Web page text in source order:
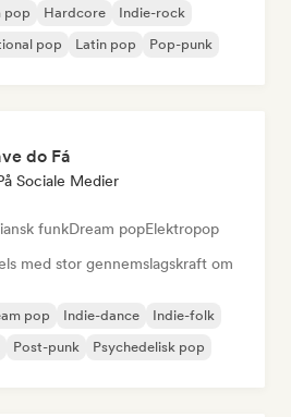
pop Hardcore
Indie-rock
pop Latin pop Pop-punk
do Fá
Sociale Medier
funkDream popElektropop
med stor gennemslagskraft om
pop Indie-dance
Indie-folk
Post-punk Psychedelisk pop